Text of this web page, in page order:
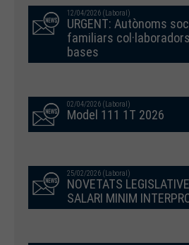
12/04/2026 (Laboral)
URGENT: Autònoms
familiars
bases
02/04/2026 (Laboral)
Model 111 1T 2026
25/02/2026 (Laboral)
NOVETATS
SALARI MINIM